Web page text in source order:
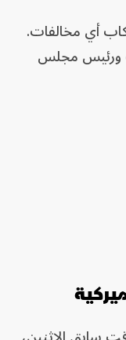
أي مخالفات.
ورئيس مجلس